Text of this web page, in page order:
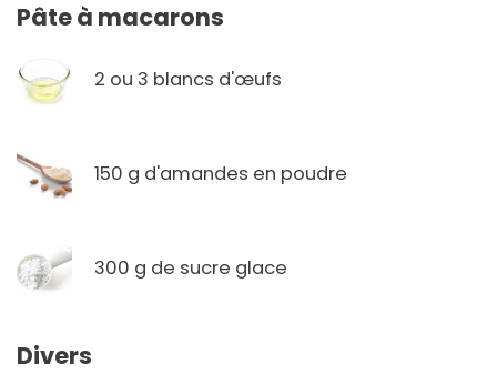
Pâte à macarons
2 ou 3 blancs d'œufs
150 g d'amandes en poudre
300 g de sucre glace
Divers